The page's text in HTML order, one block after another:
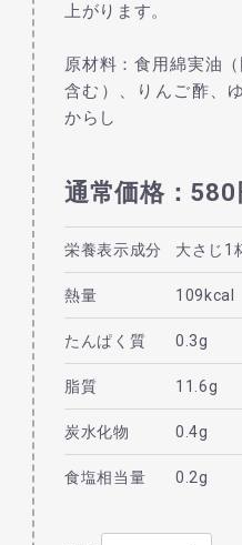
上がります。
原材料：食用綿実油
含む）、りんご酢、
からし
通常価格：580
栄養表示成分 大さじ1
熱量 109kcal
たんぱく質 0.3g
脂質 11.6g
炭水化物 0.4g
食塩相当量 0.2g